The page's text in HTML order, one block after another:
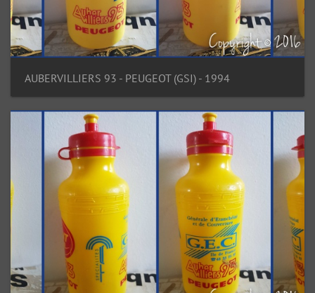
AUBERVILLIERS 93 - PEUGEOT (GSI) - 1994